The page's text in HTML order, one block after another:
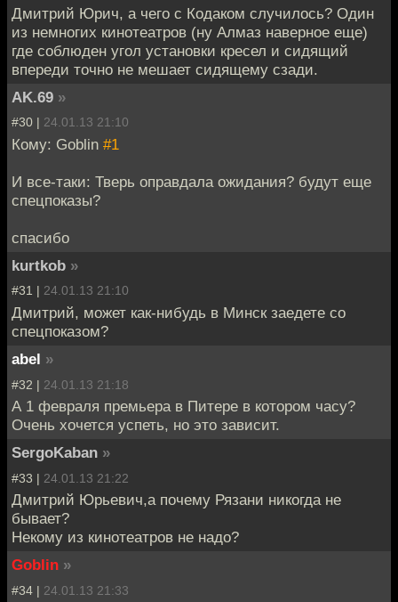
Дмитрий Юрич, а чего с Кодаком случилось? Один
из немногих кинотеатров (ну Алмаз наверное еще)
где соблюден угол установки кресел и сидящий
впереди точно не мешает сидящему сзади.
AK.69 »
#30 | 24.01.13 21:10
Кому: Goblin #1
И все-таки: Тверь оправдала ожидания? будут еще
спецпоказы?
спасибо
kurtkob »
#31 | 24.01.13 21:10
Дмитрий, может как-нибудь в Минск заедете со
спецпоказом?
abel »
#32 | 24.01.13 21:18
А 1 февраля премьера в Питере в котором часу?
Очень хочется успеть, но это зависит.
SergoKaban »
#33 | 24.01.13 21:22
Дмитрий Юрьевич,а почему Рязани никогда не
бывает?
Некому из кинотеатров не надо?
Goblin »
#34 | 24.01.13 21:33